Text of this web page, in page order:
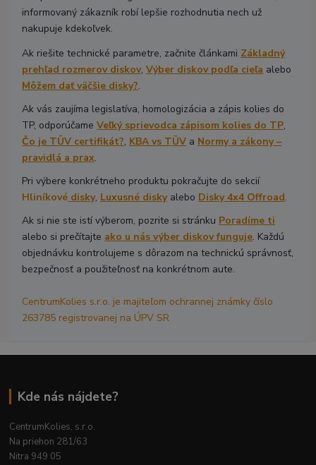
informovaný zákazník robí lepšie rozhodnutia nech už
nakupuje kdekoľvek.
Ak riešite technické parametre, začnite článkami Základný
prehľad rozmerov diskov,Výber diskov podľa cieľa alebo
Môžem dať väčšie disky?.
Ak vás zaujíma legislatíva, homologizácia a zápis kolies do
TP, odporúčameVeľký sprievodca zápisom kolies do TP,
Čo je TÜV certifikát?, KBA vs TÜV a Normy a zákony –
pravidlá a prax.
Pri výbere konkrétneho produktu pokračujte do sekcií
Hliníkové disky, Luxusné diskyalebo Disky 4x4 Offroad.
Ak si nie ste istí výberom, pozrite si stránku Poradíme ti
alebo si prečítajte ako u nás výber diskov funguje. Každú
objednávku kontrolujeme s dôrazom na technickú správnosť,
bezpečnosť a použiteľnosť na konkrétnom aute.
CentrumKolies s.r.o. je majiteľom ochrannej známky číslo
263785 registrovanej na ÚPV SR
Kde nás nájdete?
CentrumKolies, s.r.o.
Na priehon 281/63
Nitra 949 05